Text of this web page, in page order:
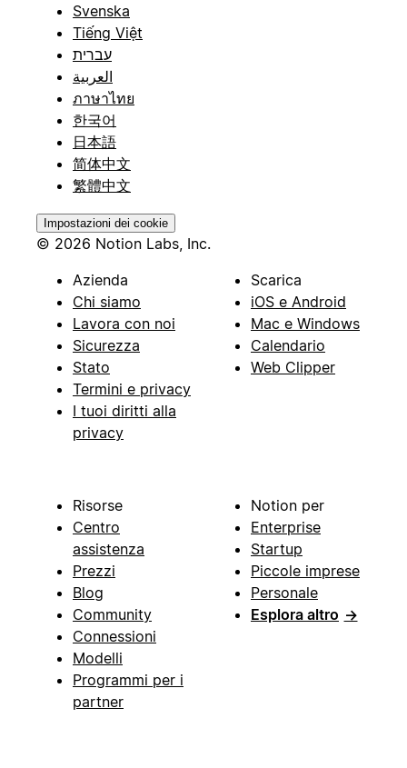
Svenska
Tiếng Việt
עברית
العربية
ภาษาไทย
한국어
日本語
简体中文
繁體中文
Impostazioni dei cookie
© 2026 Notion Labs, Inc.
Azienda
Chi siamo
Lavora con noi
Sicurezza
Stato
Termini e privacy
I tuoi diritti alla
privacy
Scarica
iOS e Android
Mac e Windows
Calendario
Web Clipper
Risorse
Centro
assistenza
Prezzi
Blog
Community
Connessioni
Modelli
Programmi per i
partner
Notion per
Enterprise
Startup
Piccole imprese
Personale
Esplora altro →